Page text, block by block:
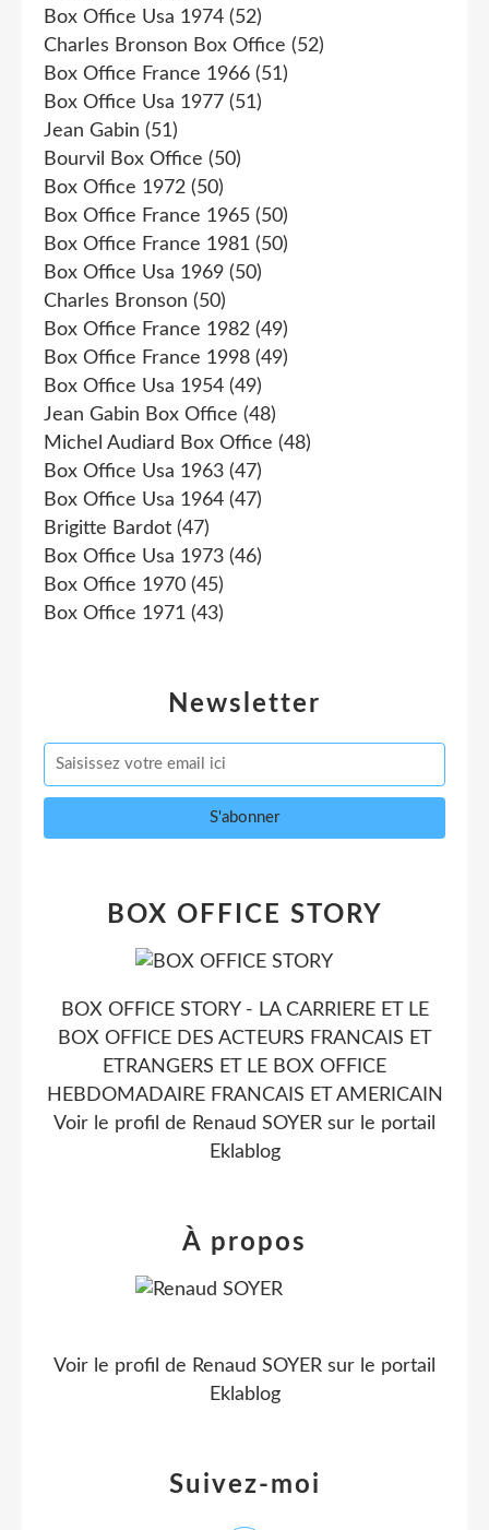
Newsletter
Box Office Usa 1974 (52)
Charles Bronson Box Office (52)
Box Office France 1966 (51)
Box Office Usa 1977 (51)
Jean Gabin (51)
Bourvil Box Office (50)
Box Office 1972 (50)
Box Office France 1965 (50)
Box Office France 1981 (50)
Box Office Usa 1969 (50)
Charles Bronson (50)
Box Office France 1982 (49)
Box Office France 1998 (49)
Box Office Usa 1954 (49)
Jean Gabin Box Office (48)
Michel Audiard Box Office (48)
Box Office Usa 1963 (47)
Box Office Usa 1964 (47)
Brigitte Bardot (47)
Box Office Usa 1973 (46)
Box Office 1970 (45)
Box Office 1971 (43)
BOX OFFICE STORY
BOX OFFICE STORY - LA CARRIERE ET LE
BOX OFFICE DES ACTEURS FRANCAIS ET
ETRANGERS ET LE BOX OFFICE
HEBDOMADAIRE FRANCAIS ET AMERICAIN
Voir le profil de Renaud SOYER sur le portail
Eklablog
Suivez-moi
À propos
Voir le profil de Renaud SOYER sur le portail
Eklablog